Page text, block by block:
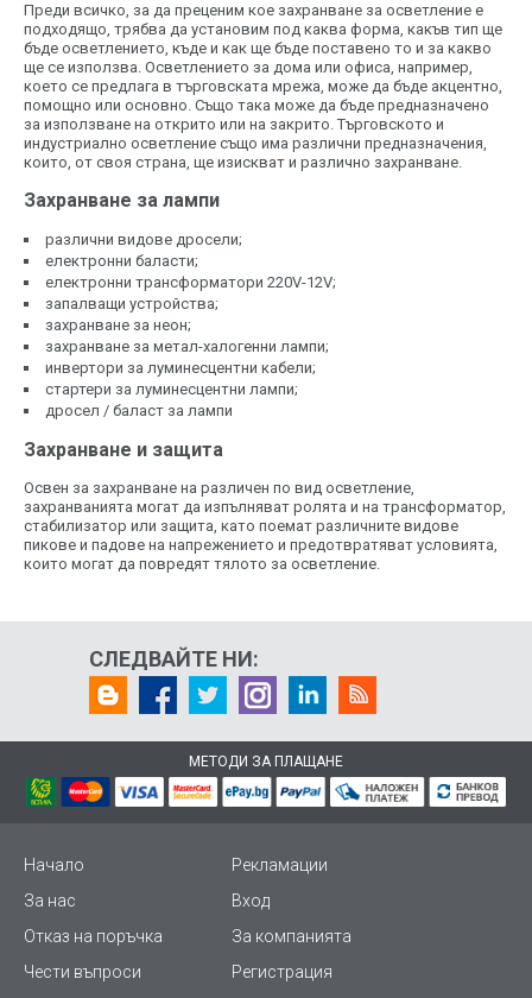
Преди всичко, за да преценим кое захранване за осветление е
подходящо, трябва да установим под каква форма, какъв тип ще
бъде осветлението, къде и как ще бъде поставено то и за какво
ще се използва. Осветлението за дома или офиса, например,
което се предлага в търговската мрежа, може да бъде акцентно,
помощно или основно. Също така може да бъде предназначено
за използване на открито или на закрито. Търговското и
индустриално осветление също има различни предназначения,
които, от своя страна, ще изискват и различно захранване.
Захранване за лампи
различни видове дросели;
електронни баласти;
електронни трансформатори 220V-12V;
запалващи устройства;
захранване за неон;
захранване за метал-халогенни лампи;
инвертори за луминесцентни кабели;
стартери за луминесцентни лампи;
дросел / баласт за лампи
Захранване и защита
Освен за захранване на различен по вид осветление,
захранванията могат да изпълняват ролята и на трансформатор,
стабилизатор или защита, като поемат различните видове
пикове и падове на напрежението и предотвратяват условията,
които могат да повредят тялото за осветление.
СЛЕДВАЙТЕ НИ:
МЕТОДИ ЗА ПЛАЩАНЕ
Начало
Рекламации
За нас
Вход
Отказ на поръчка
За компанията
Чести въпроси
Регистрация